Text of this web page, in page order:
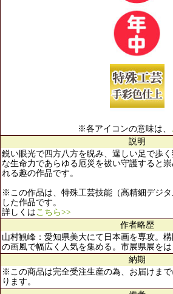
※各アイコンの意味は、
説明
鋭い眼光で四方八方を睨み、逞しい足で歩
な生命力であらゆる厄災を祓い守護すると
れる趣の作品です。
※この作品は、特殊工芸技能（高精細デジ
した作品です。
詳しくはこちら>>
作者略歴
山村観峰：愛知県美大にて日本画を専攻。
の画風で幅広く人気を集める。市展県展をは
納期
※この商品は完全受注生産の為、お届けまで
ります。